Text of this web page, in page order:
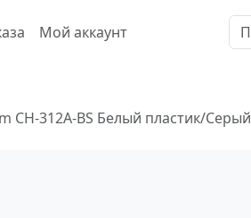
Мой аккаунт
CH-312A-BS Белый пластик/Серый